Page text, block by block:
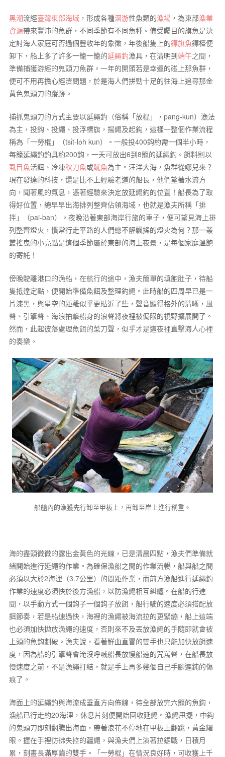
黑潮流經臺灣東部海域，形成各種洄游性魚類的漁場，為東部漁業
資源帶來豐沛的魚群，不同季節有不同魚種。備受矚目的旗魚是決
定討海人家庭可否過個豐收年的象徵，年後船隻上的鏢旗魚鏢檯便
卸下，船上多了許多一籠一籠的延繩釣漁具，在清明到端午之間，
準備捕獲游經的鬼頭刀魚群。一年的開頭若是幸運的碰上那魚群，
便可不用再擔心經濟問題，於是海人們拼勁十足的往海上追尋那金
黃色鬼頭刀的蹤跡。
捕抓鬼頭刀的方式主要以延繩釣（俗稱「放棍」，pang-kun）漁法
為主，投鈎、投繩、投浮標旗，揚繩及起鈎，這樣一整個作業流程
稱為「一勞棍」（tsi̍t-lo̍h kun）。一般投400鈎約需一個半小時，
每籠延繩釣釣具約200鈎，一天可放出6到8籠的延繩釣。餌料則以
虱目魚活餌、冷凍秋刀魚或魷魚為主。汪洋大海，魚群從哪兒來？
現在發達的科技，還是比不上經驗老道的船長，他們望著水流方
向，聞著風的氣息，憑著經驗來決定放延繩釣的位置！船長為了取
得好位置，總早早出海排列整齊佔領海域，也就是漁夫所稱「排
拌」（pai-ban）。夜晚沿著東部海岸行旅的車子，便可望見海上排
列整齊燈火，慣常行走平路的人們總不解飄搖的燈火為何？那一叢
叢搖曳的小亮點是這個季節屬於東部的海上夜景，是每個家庭溫飽
的寄託！
傍晚駛離港口的漁船，在航行的途中，漁夫簡單的填飽肚子，待船
隻抵達定點，便開始準備魚餌及整理釣繩。此時船的四周早已是一
片漆黑，與星空的距離似乎更貼近了些，聲音顯得格外的清晰，風
聲、引擎聲、海浪拍擊船身的浪聲將夜裡被侷限的視野擴展開了。
然而，此起彼落處理魚餌的菜刀聲，似乎才是這夜裡直擊海人心裡
的奏樂。
船艙內的漁獲先行卸至甲板上，再卸至岸上進行稱重。
海的盡頭微微的露出金黃色的光線，已是清晨四點，漁夫們準備就
緒開始進行延繩釣作業。為確保漁船之間的作業流暢，船與船之間
必須以大於2海浬（3.7公里）的間距作業，而前方漁船進行延繩釣
作業的速度必須快於後方漁船，以防漁繩相互糾纏。在船的行進
間，以手動方式一個鈎子一個鈎子放餌，船行駛的速度必須搭配放
餌節奏，若是船速過快，海裡的漁繩被海流拉的更緊繃，船上這端
也必須加快拋放漁繩的速度，否則來不及丟放漁繩的手隨即就會被
上頭的魚鈎劃破。漁夫說，看著鮮血直冒的雙手也只能加快放餌速
度，因為船的引擎聲會淹沒呼喊船長放慢船速的咒罵聲，在船長放
慢速度之前，不是漁繩打結，就是手上再多幾個自己手腳遲鈍的傷
痕了。
海面上的延繩釣與海流成垂直方向佈線，待全部放完六籠的魚鈎，
漁船已行走約20海浬，休息片刻便開始回收延繩。漁繩甩擺，中鈎
的鬼頭刀即刻翻騰出海面，帶著浪花不停地在甲板上翻跳，黃金耀
眼。握在手裡彷彿失控的疆繩，與漁夫們上演著拉鋸戰，日積月
累，刻畫長滿厚繭的雙手。「一勞棍」在情況良好時，可收獲上千